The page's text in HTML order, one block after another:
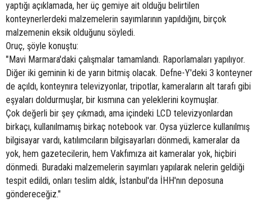
yaptığı açıklamada, her üç gemiye ait olduğu belirtilen
konteynerlerdeki malzemelerin sayımlarının yapıldığını, birçok
malzemenin eksik olduğunu söyledi.
Oruç, şöyle konuştu:
"Mavi Marmara'daki çalışmalar tamamlandı. Raporlamaları yapılıyor.
Diğer iki geminin ki de yarın bitmiş olacak. Defne-Y'deki 3 konteyner
de açıldı, konteynıra televizyonlar, tripotlar, kameraların alt tarafı gibi
eşyaları doldurmuşlar, bir kısmına can yeleklerini koymuşlar.
Çok değerli bir şey çıkmadı, ama içindeki LCD televizyonlardan
birkaçı, kullanılmamış birkaç notebook var. Oysa yüzlerce kullanılmış
bilgisayar vardı, katılımcıların bilgisayarları dönmedi, kameralar da
yok, hem gazetecilerin, hem Vakfımıza ait kameralar yok, hiçbiri
dönmedi. Buradaki malzemelerin sayımları yapılarak nelerin geldiği
tespit edildi, onları teslim aldık, İstanbul'da İHH'nın deposuna
göndereceğiz."